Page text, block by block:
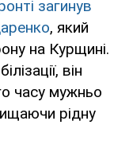
загинув
, який
на Курщині.
він
часу мужньо
рідну